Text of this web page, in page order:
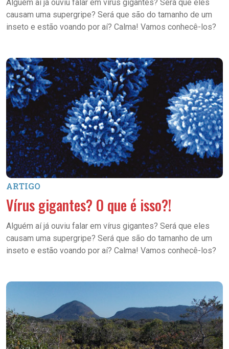
Alguém aí já ouviu falar em vírus gigantes? Será que eles
causam uma supergripe? Será que são do tamanho de um
inseto e estão voando por aí? Calma! Vamos conhecê-los?
ARTIGO
Vírus gigantes? O que é isso?!
Alguém aí já ouviu falar em vírus gigantes? Será que eles
causam uma supergripe? Será que são do tamanho de um
inseto e estão voando por aí? Calma! Vamos conhecê-los?